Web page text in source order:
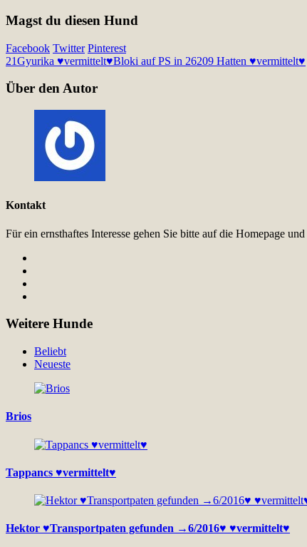
Magst du diesen Hund
Facebook Twitter Pinterest
21Gyurika ♥vermittelt♥Bloki auf PS in 26209 Hatten ♥vermittelt♥
Über den Autor
Kontakt
Für ein ernsthaftes Interesse gehen Sie bitte auf die Homepage
Weitere Hunde
Beliebt
Neueste
Brios
Tappancs ♥vermittelt♥
Hektor ♥Transportpaten gefunden →6/2016♥ ♥vermittelt♥